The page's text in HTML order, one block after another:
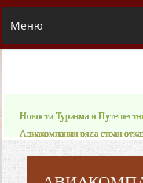
Меню
Новости Туризма и
Авиакомпании ряда стран
катастрофы в Эфиопии -